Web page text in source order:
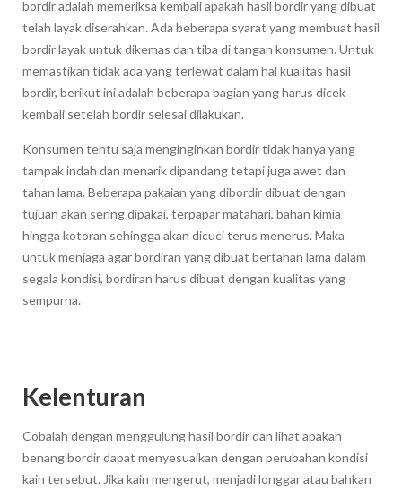
bordir adalah memeriksa kembali apakah hasil bordir yang dibuat
telah layak diserahkan. Ada beberapa syarat yang membuat hasil
bordir layak untuk dikemas dan tiba di tangan konsumen. Untuk
memastikan tidak ada yang terlewat dalam hal kualitas hasil
bordir, berikut ini adalah beberapa bagian yang harus dicek
kembali setelah bordir selesai dilakukan.
Konsumen tentu saja menginginkan bordir tidak hanya yang
tampak indah dan menarik dipandang tetapi juga awet dan
tahan lama. Beberapa pakaian yang dibordir dibuat dengan
tujuan akan sering dipakai, terpapar matahari, bahan kimia
hingga kotoran sehingga akan dicuci terus menerus. Maka
untuk menjaga agar bordiran yang dibuat bertahan lama dalam
segala kondisi, bordiran harus dibuat dengan kualitas yang
sempurna.
Kelenturan
Cobalah dengan menggulung hasil bordir dan lihat apakah
benang bordir dapat menyesuaikan dengan perubahan kondisi
kain tersebut. Jika kain mengerut, menjadi longgar atau bahkan